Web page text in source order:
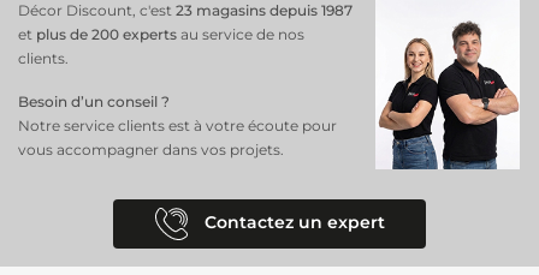
Décor Discount, c'est 23 magasins depuis 1987
et plus de 200 experts au service de nos
clients.
Besoin d’un conseil ?
Notre service clients est à votre écoute pour
vous accompagner dans vos projets.
Contactez un expert